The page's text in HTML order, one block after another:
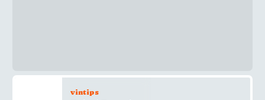
vintips